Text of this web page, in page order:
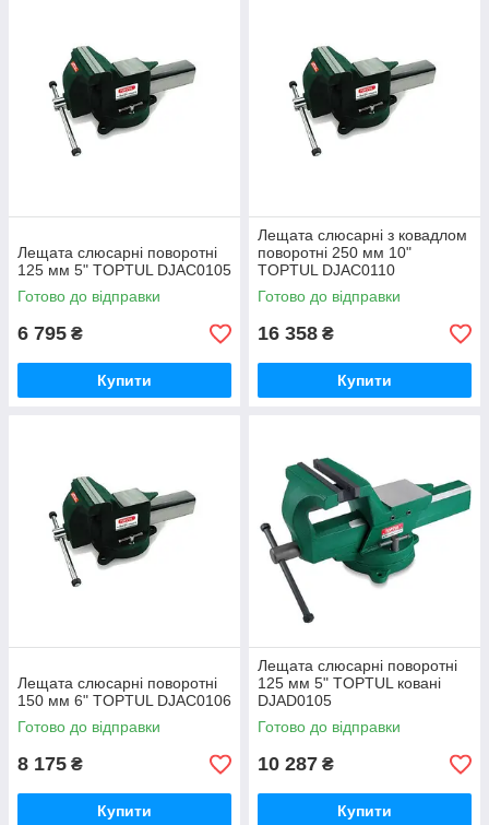
Лещата слюсарні поворотні
125 мм 5" TOPTUL DJAC0105
Готово до відправки
6 795 ₴
Купити
Лещата слюсарні з ковадлом
поворотні 250 мм 10"
TOPTUL DJAC0110
Готово до відправки
16 358 ₴
Купити
Лещата слюсарні поворотні
150 мм 6" TOPTUL DJAC0106
Готово до відправки
8 175 ₴
Купити
Лещата слюсарні поворотні
125 мм 5" TOPTUL ковані
DJAD0105
Готово до відправки
10 287 ₴
Купити